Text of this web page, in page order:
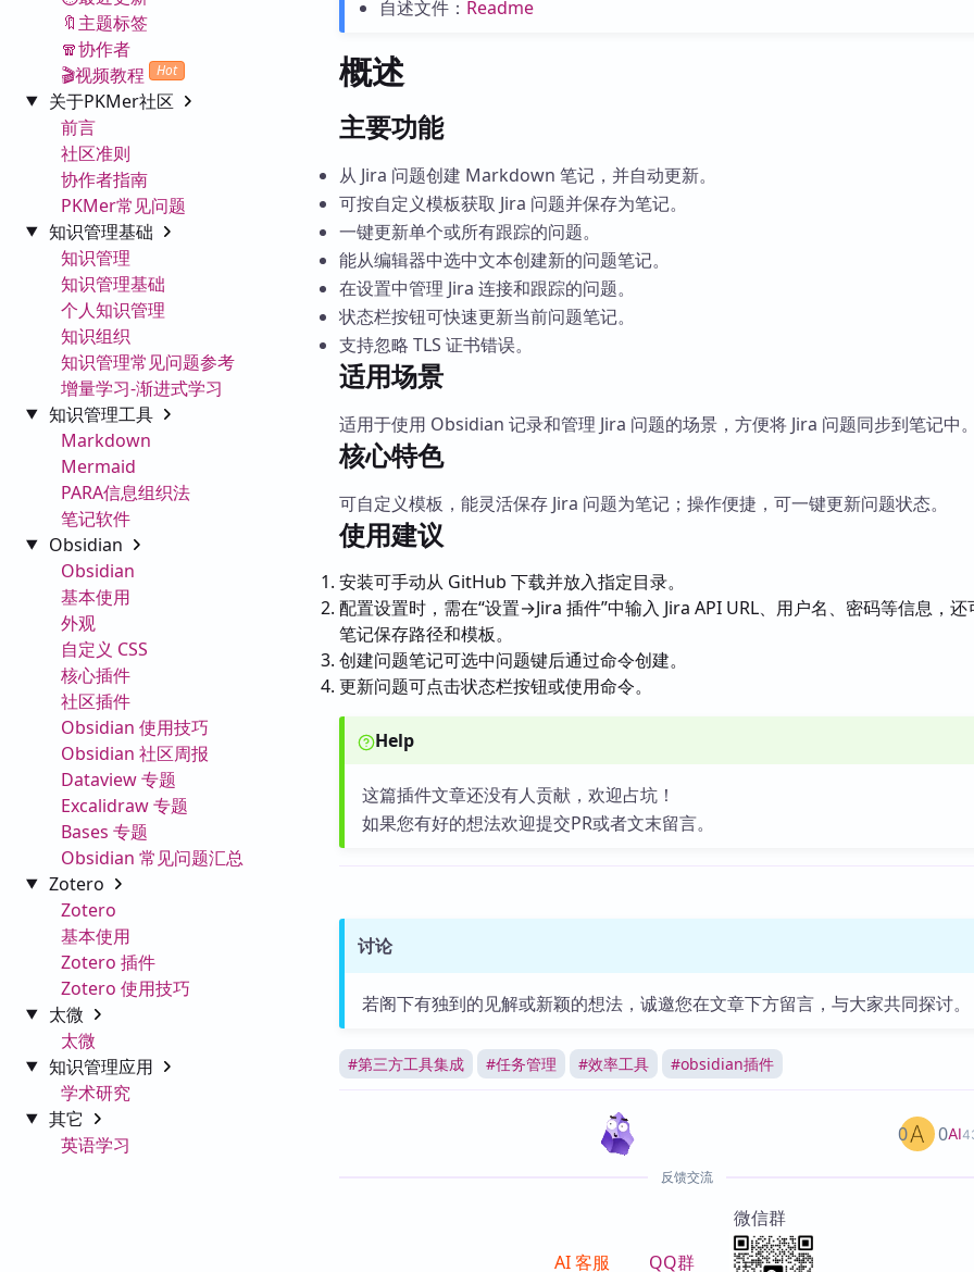
🔖主题标签
🧣协作者
🎬视频教程
Hot
关于PKMer社区
前言
社区准则
协作者指南
PKMer常见问题
知识管理基础
知识管理
知识管理基础
个人知识管理
知识组织
知识管理常见问题参考
增量学习-渐进式学习
知识管理工具
Markdown
Mermaid
PARA信息组织法
笔记软件
Obsidian
Obsidian
基本使用
外观
自定义 CSS
核心插件
社区插件
Obsidian 使用技巧
Obsidian 社区周报
Dataview 专题
Excalidraw 专题
Bases 专题
Obsidian 常见问题汇总
Zotero
Zotero
基本使用
Zotero 插件
Zotero 使用技巧
太微
太微
知识管理应用
学术研究
其它
英语学习
自述文件： Readme
概述
主要功能
从 Jira 问题创建 Markdown 笔记，并自动更新。
可按自定义模板获取 Jira 问题并保存为笔记。
一键更新单个或所有跟踪的问题。
能从编辑器中选中文本创建新的问题笔记。
在设置中管理 Jira 连接和跟踪的问题。
状态栏按钮可快速更新当前问题笔记。
支持忽略 TLS 证书错误。
适用场景
适用于使用 Obsidian 记录和管理 Jira 问题的场景，方便将 Jira 问题同步到笔记中。
核心特色
可自定义模板，能灵活保存 Jira 问题为笔记；操作便捷，可一键更新问题状态。
使用建议
安装可手动从 GitHub 下载并放入指定目录。
配置设置时，需在“设置→Jira 插件”中输入 Jira API URL、用户名、密码等信息，还
笔记保存路径和模板。
创建问题笔记可选中问题键后通过命令创建。
更新问题可点击状态栏按钮或使用命令。
Help
这篇插件文章还没有人贡献，欢迎占坑！
如果您有好的想法欢迎提交PR或者文末留言。
讨论
若阁下有独到的见解或新颖的想法，诚邀您在文章下方留言，与大家共同探讨。
#第三方工具集成 #任务管理 #效率工具 #obsidian插件
AI
0 0
反馈交流
AI 客服 QQ群
微信群